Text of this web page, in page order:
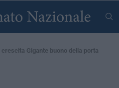
Gigante buono della porta